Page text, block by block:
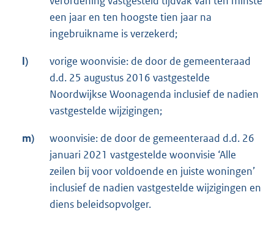
een jaar en ten hoogste tien jaar na
ingebruikname is verzekerd;
l)
vorige woonvisie: de door de gemeenteraad
d.d. 25 augustus 2016 vastgestelde
Noordwijkse Woonagenda inclusief de nadien
vastgestelde wijzigingen;
m)
woonvisie: de door de gemeenteraad d.d. 26
januari 2021 vastgestelde woonvisie ‘Alle
zeilen bij voor voldoende en juiste woningen’
inclusief de nadien vastgestelde wijzigingen en
diens beleidsopvolger.